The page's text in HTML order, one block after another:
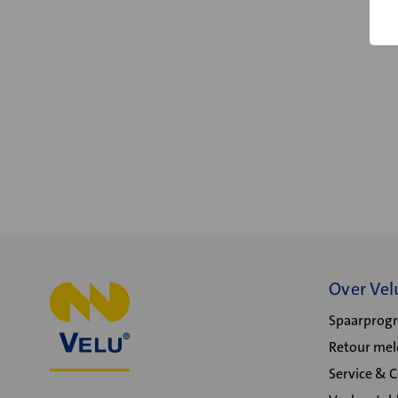
Over
Retour
Service &